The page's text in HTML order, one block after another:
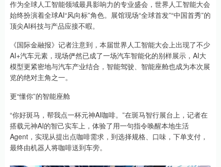
作为全球人工智能领域最具影响力的专业盛会，世界人工智能大会
始终扮演着全球AI“风向标”角色。展馆现场“全球首发”“中国首秀”的
顶尖AI科技与产品应接不暇。
《国际金融报》记者注意到，本届世界人工智能大会上出现了不少
AI+汽车元素，现场俨然已成了一场汽车智能化的别样展示，AI大
模型更紧密地与汽车产业结合，智能驾驶、智能座舱也成为本次展
览的绝对主角之一。
更“懂你”的智能座舱
“你好斑马，帮我点一杯元神AI咖啡。”在斑马智行展台上，记者在
搭载元神AI的智己实车上，体验了用一句指令唤醒本地生活
Agent，实现从提出点咖啡需求，到选择规格、口味，下单支付，
最终由机器人将咖啡送到车旁。